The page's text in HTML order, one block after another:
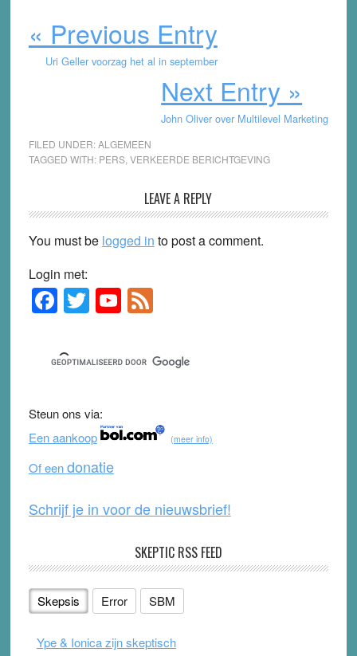
« Previous Entry
Uri Geller voorzag het al in september
Next Entry »
John Oliver over Multilevel Marketing
FILED UNDER:ALGEMEEN
TAGGED WITH: PERS, VERKEERDE BERICHTGEVING
Interactions
LEAVE A REPLY
You must be logged in to post a comment.
Login met:
Primary
Sidebar
F
a
c
e
b
o
o
k
T
wi
tt
er
Y
o
u
T
b
e
F
e
d
Steun ons via:
Een aankoop
(meer info)
Of eendonatie
Schrijf je in voor de nieuwsbrief!
SKEPTIC RSS FEED
Skepsis Error SBM
Ype & Ionica zijn skeptisch